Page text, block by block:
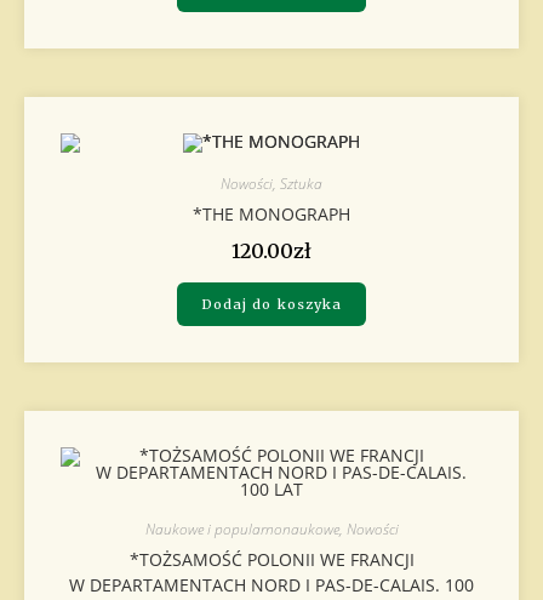
Nowości, Sztuka
*THE MONOGRAPH
120.00zł
Dodaj do koszyka
Naukowe i popularnonaukowe, Nowości
*TOŻSAMOŚĆ POLONII WE FRANCJI
W DEPARTAMENTACH NORD I PAS-DE-CALAIS. 100